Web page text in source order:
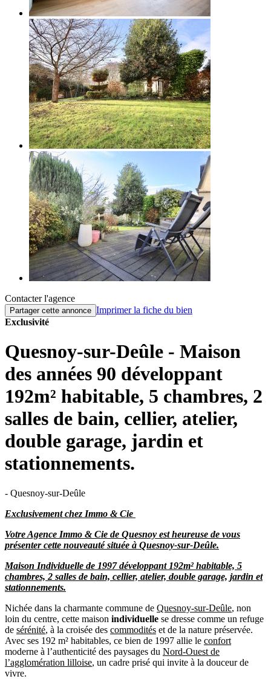
Contacter l'agence
Partager cette annonce Imprimer la fiche du bien
Exclusivité
Quesnoy-sur-Deûle - Maison
des années 90 développant
192m² habitable, 5 chambres, 2
salles de bain, cellier, atelier,
double garage, jardin et
stationnements.
- Quesnoy-sur-Deûle
Exclusivement chez Immo & Cie
Votre Agence Immo & Cie de Quesnoy est heureuse de vous
présenter cette nouveauté située à Quesnoy-sur-Deûle.
Maison Individuelle de 1997 développant 192m² habitable, 5
chambres, 2 salles de bain, cellier, atelier, double garage, jardin et
stationnements.
Nichée dans la charmante commune de Quesnoy-sur-Deûle, non
loin du centre, cette maison individuelle se dresse comme un refuge
de sérénité, à la croisée des commodités et de la nature préservée.
Avec ses 192 m² habitables, ce bien de 1997 allie le confort
moderne à l’authenticité des paysages du Nord-Ouest de
l’agglomération lilloise, un cadre prisé qui invite à la douceur de
vivre.